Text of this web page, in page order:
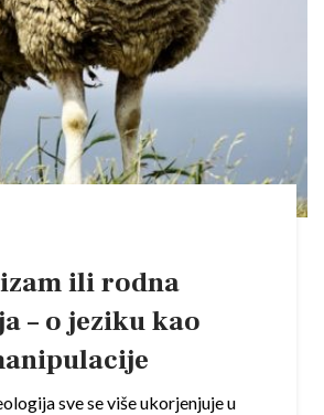
ili rodna
– o jeziku kao
sve se više ukorjenjuje u